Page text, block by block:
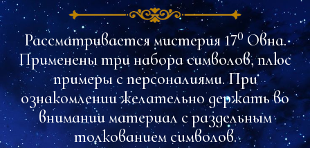
Рассматривается мистерия 170Овна.
Применены три набора символов, плюс
примеры с персоналиями. При
ознакомлении желательно держать во
внимании материал с раздельным
толкованием символов.